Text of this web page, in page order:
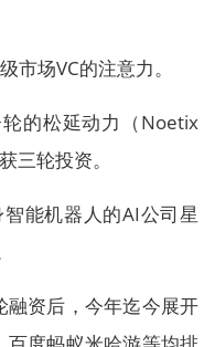
市场VC的注意力。
的松延动力（Noetix
三轮投资。
能机器人的AI公司星
资后，今年迄今展开